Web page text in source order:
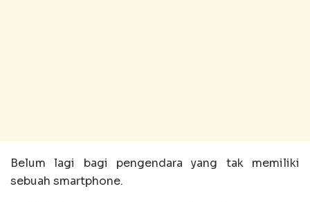
Belum lagi bagi pengendara yang tak memiliki
sebuah smartphone.